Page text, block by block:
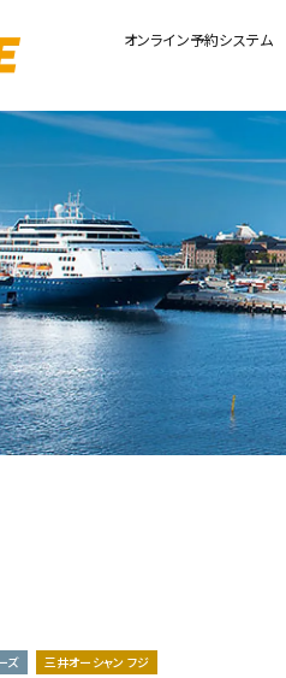
オンライン予約システム
ズ 三井オーシャン フジ